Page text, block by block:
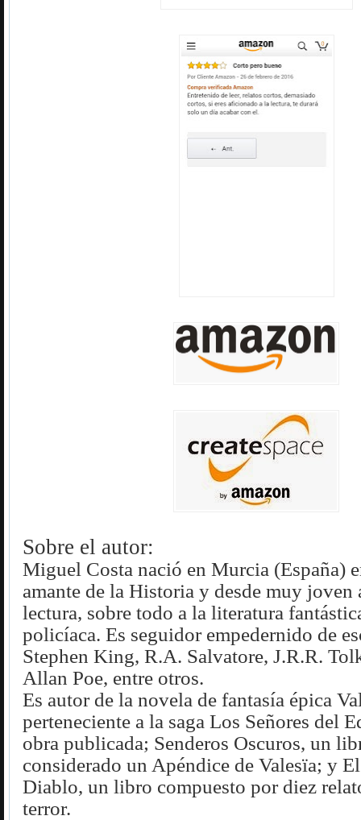
Sobre el autor:
Miguel Costa nació en Murcia (España)
amante de la Historia y desde muy joven
lectura, sobre todo a la literatura
policíaca. Es seguidor empedernido de
Stephen King, R.A. Salvatore, J.R.R.
Allan Poe, entre otros.
Es autor de la novela de fantasía épica
perteneciente a la saga Los Señores del
obra publicada; Senderos Oscuros, un
considerado un Apéndice de Valesïa; y
Diablo, un libro compuesto por diez
terror.